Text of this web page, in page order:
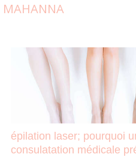
épilation laser; pourquoi
consulatation médicale